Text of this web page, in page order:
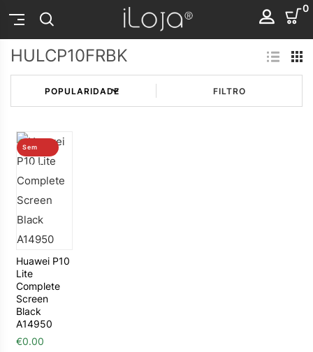
0
HULCP10FRBK
FILTRO
Sem
stock
Huawei P10
Lite
Complete
Screen
Black
A14950
€0.00